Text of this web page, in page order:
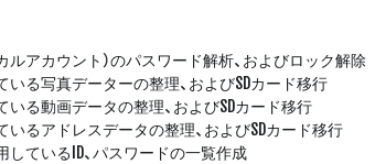
ルアカウント）のパスワード解析、およびロック解除
いる写真データーの整理、およびSDカード移行
いる動画データの整理、およびSDカード移行
いるアドレスデータの整理、およびSDカード移行
しているID、パスワードの一覧作成